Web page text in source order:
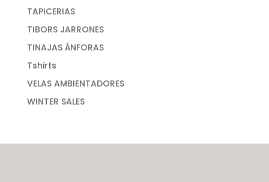
TAPICERIAS
TIBORS JARRONES
TINAJAS ÁNFORAS
Tshirts
VELAS AMBIENTADORES
WINTER SALES